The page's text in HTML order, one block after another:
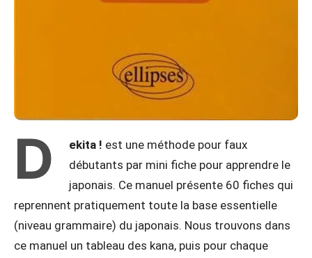
D ekita ! est une méthode pour faux
débutants par mini fiche pour apprendre le
japonais. Ce manuel présente 60 fiches qui
reprennent pratiquement toute la base essentielle
(niveau grammaire) du japonais. Nous trouvons dans
ce manuel un tableau des kana, puis pour chaque